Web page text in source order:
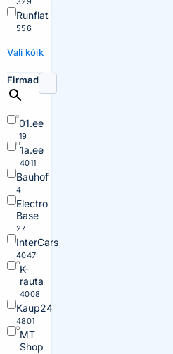
Runflat
556
Vali kõik
Firmad
01.ee
19
1a.ee
4011
Bauhof
4
Electro
Base
27
InterCars
4047
K-
rauta
4008
Kaup24
4801
MT
Shop